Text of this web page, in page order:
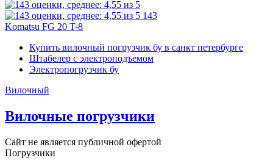
143
Komatsu FG 20 T-8
Купить вилочный погрузчик бу в санкт петербурге
Штабелер с электроподъемом
Электропогрузчик бу
Вилочный
Вилочные погрузчики
Сайт не является публичной офертой
Погрузчики